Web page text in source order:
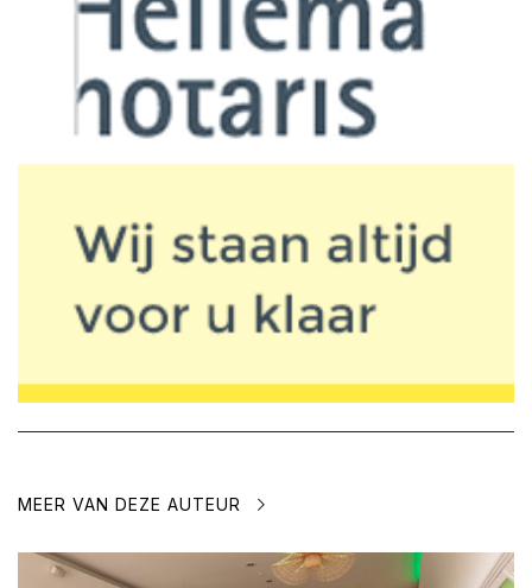
MEER VAN DEZE AUTEUR